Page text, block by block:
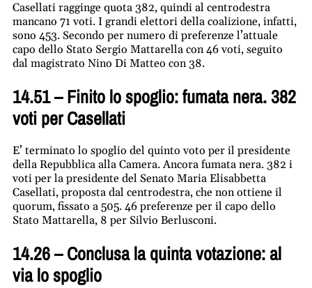
Casellati ragginge quota 382, quindi al centrodestra
mancano 71 voti. I grandi elettori della coalizione, infatti,
sono 453. Secondo per numero di preferenze l’attuale
capo dello Stato Sergio Mattarella con 46 voti, seguito
dal magistrato Nino Di Matteo con 38.
14.51 – Finito lo spoglio: fumata nera. 382
voti per Casellati
E’ terminato lo spoglio del quinto voto per il presidente
della Repubblica alla Camera. Ancora fumata nera. 382 i
voti per la presidente del Senato Maria Elisabbetta
Casellati, proposta dal centrodestra, che non ottiene il
quorum, fissato a 505. 46 preferenze per il capo dello
Stato Mattarella, 8 per Silvio Berlusconi.
14.26 – Conclusa la quinta votazione: al
via lo spoglio